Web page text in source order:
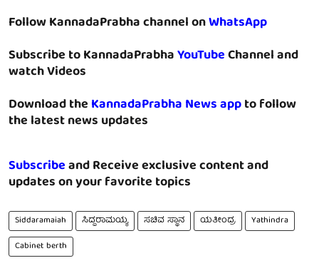
Follow KannadaPrabha channel onWhatsApp
Subscribe to KannadaPrabhaYouTubeChannel and
watch Videos
Download theKannadaPrabha News appto follow
the latest news updates
Subscribeand Receive exclusive content and
updates on your favorite topics
Siddaramaiah ಸಿದ್ದರಾಮಯ್ಯ ಸಚಿವ ಸ್ಥಾನ ಯತೀಂದ್ರ
Yathindra
Cabinet berth